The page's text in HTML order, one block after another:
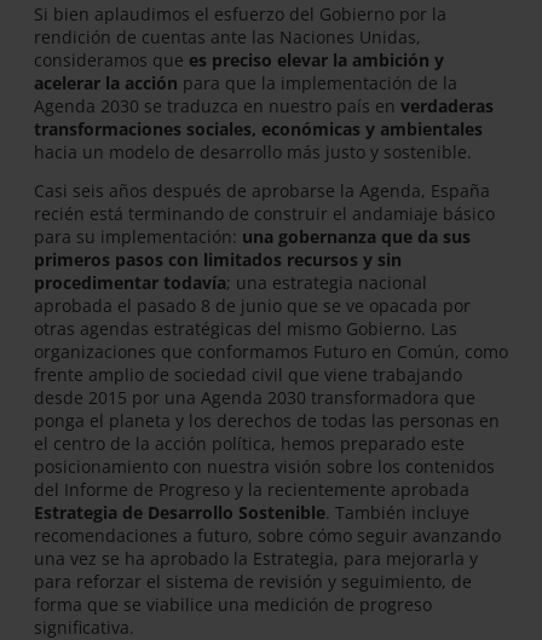
Si bien aplaudimos el esfuerzo del Gobierno por la
rendición de cuentas ante las Naciones Unidas,
consideramos que es preciso elevar la ambición y
acelerar la acción para que la implementación de la
Agenda 2030 se traduzca en nuestro país en verdaderas
transformaciones sociales, económicas y ambientales
hacia un modelo de desarrollo más justo y sostenible.
Casi seis años después de aprobarse la Agenda, España
recién está terminando de construir el andamiaje básico
para su implementación: una gobernanza que da sus
primeros pasos con limitados recursos y sin
procedimentar todavía; una estrategia nacional
aprobada el pasado 8 de junio que se ve opacada por
otras agendas estratégicas del mismo Gobierno. Las
organizaciones que conformamos Futuro en Común, como
frente amplio de sociedad civil que viene trabajando
desde 2015 por una Agenda 2030 transformadora que
ponga el planeta y los derechos de todas las personas en
el centro de la acción política, hemos preparado este
posicionamiento con nuestra visión sobre los contenidos
del Informe de Progreso y la recientemente aprobada
Estrategia de Desarrollo Sostenible. También incluye
recomendaciones a futuro, sobre cómo seguir avanzando
una vez se ha aprobado la Estrategia, para mejorarla y
para reforzar el sistema de revisión y seguimiento, de
forma que se viabilice una medición de progreso
significativa.